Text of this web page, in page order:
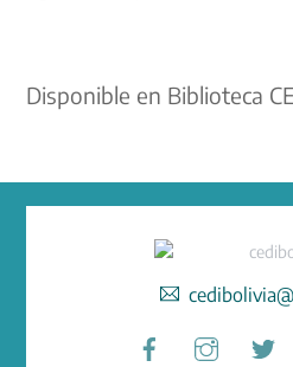
Disponible en Biblioteca
Facebook